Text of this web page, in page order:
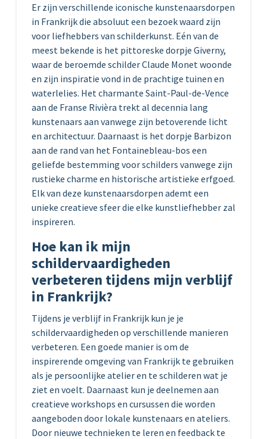
Er zijn verschillende iconische kunstenaarsdorpen
in Frankrijk die absoluut een bezoek waard zijn
voor liefhebbers van schilderkunst. Eén van de
meest bekende is het pittoreske dorpje Giverny,
waar de beroemde schilder Claude Monet woonde
en zijn inspiratie vond in de prachtige tuinen en
waterlelies. Het charmante Saint-Paul-de-Vence
aan de Franse Rivièra trekt al decennia lang
kunstenaars aan vanwege zijn betoverende licht
en architectuur. Daarnaast is het dorpje Barbizon
aan de rand van het Fontainebleau-bos een
geliefde bestemming voor schilders vanwege zijn
rustieke charme en historische artistieke erfgoed.
Elk van deze kunstenaarsdorpen ademt een
unieke creatieve sfeer die elke kunstliefhebber zal
inspireren.
Hoe kan ik mijn
schildervaardigheden
verbeteren tijdens mijn verblijf
in Frankrijk?
Tijdens je verblijf in Frankrijk kun je je
schildervaardigheden op verschillende manieren
verbeteren. Een goede manier is om de
inspirerende omgeving van Frankrijk te gebruiken
als je persoonlijke atelier en te schilderen wat je
ziet en voelt. Daarnaast kun je deelnemen aan
creatieve workshops en cursussen die worden
aangeboden door lokale kunstenaars en ateliers.
Door nieuwe technieken te leren en feedback te